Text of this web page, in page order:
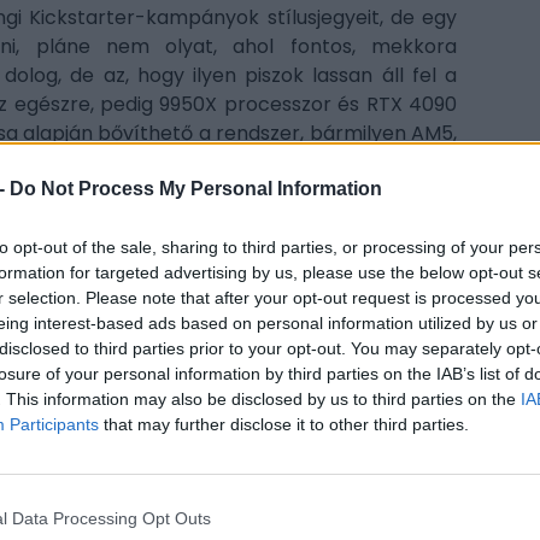
Do Not Process My Personal Information
opt-out of the sale, sharing to third parties, or processing of your
for targeted advertising by us, please use the below opt-out
selection. Please note that after your opt-out request is processed
interest-based ads based on personal information utilized by us
to third parties prior to your opt-out. You may separately
of your personal information by third parties on the IAB’s list of
This information may also be disclosed by us to third parties on the
Participants that may further disclose it to other third parties.
Data Processing Opt Outs
Kickstarter-kampányok stílusjegyeit, de egy
pláne nem olyat, ahol fontos, mekkora
de az, hogy ilyen piszok lassan áll fel a
pedig 9950X processzor és RTX 4090
alapján bővíthető a rendszer, bármilyen AM5,
rakhatunk bele, de az Ultra 9 285K sem
modell közül is válaszhatunk majd: a
jobb a hűtés, és akár RTX 5090-et is
mert ugyan papíron tényleg jól hangzik a
pláne ilyen amatőr videóval megfűszerezve.
high performance integration liquid cooled
rtx